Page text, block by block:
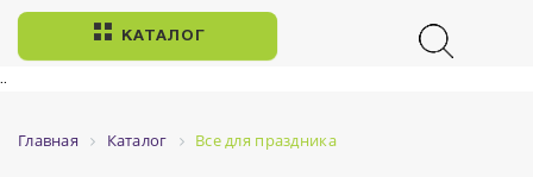
КАТАЛОГ
..
Главная Каталог Все для праздника